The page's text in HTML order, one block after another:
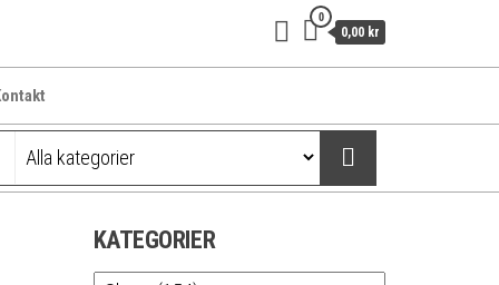
0
0,00 kr
KATEGORIER